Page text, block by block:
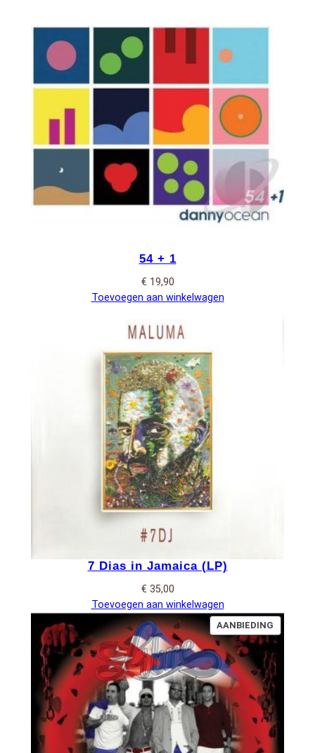
54 + 1
€ 19,90
Toevoegen aan winkelwagen
7 Dias in Jamaica (LP)
€ 35,00
Toevoegen aan winkelwagen
AANBIEDING
IN
DE